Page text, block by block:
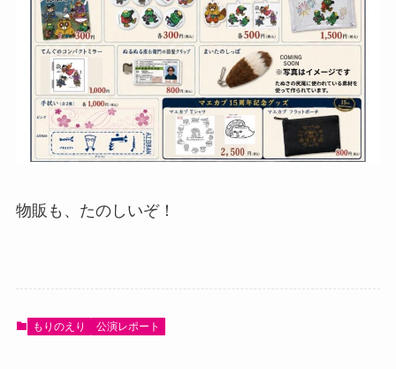
物販も、たのしいぞ！
もりのえり 公演レポート